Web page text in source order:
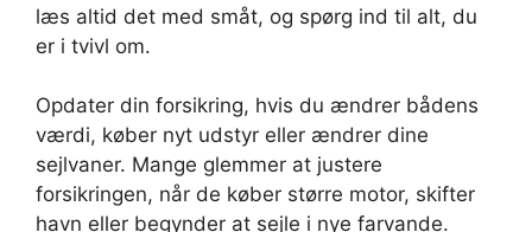
læs altid det med småt, og spørg ind til alt, du
er i tvivl om.
Opdater din forsikring, hvis du ændrer bådens
værdi, køber nyt udstyr eller ændrer dine
sejlvaner. Mange glemmer at justere
forsikringen, når de køber større motor, skifter
havn eller begynder at sejle i nye farvande.